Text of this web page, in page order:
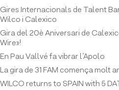
Gires Internacionals de Talent
Wilco i Calexico
Gira del 20è Aniversari de
Wire»!
En Pau Vallvé fa vibrar l’Apolo
La gira de 31 FAM comença molt
WILCO returns to SPAIN with 5